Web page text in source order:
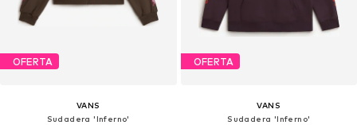
OFERTA
VANS
Sudadera 'Inferno'
OFERTA
VANS
Sudadera 'Inferno'